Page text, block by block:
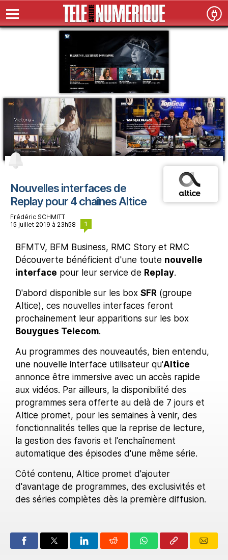
Nouvelles interfaces de
Replay pour 4 chaînes Altice
Frédéric SCHMITT
15 juillet 2019 à 23h58
1
BFMTV, BFM Business, RMC Story et RMC
Découverte bénéficient d'une toute nouvelle
interface pour leur service de Replay.
D'abord disponible sur les box SFR (groupe
Altice), ces nouvelles interfaces feront
prochainement leur apparitions sur les box
Bouygues Telecom.
Au programmes des nouveautés, bien entendu,
une nouvelle interface utilisateur qu'Altice
annonce être immersive avec un accès rapide
aux vidéos. Par ailleurs, la disponibilité des
programmes sera offerte au delà de 7 jours et
Altice promet, pour les semaines à venir, des
fonctionnalités telles que la reprise de lecture,
la gestion des favoris et l'enchaînement
automatique des épisodes d'une même série.
Côté contenu, Altice promet d'ajouter
d'avantage de programmes, des exclusivités et
des séries complètes dès la première diffusion.